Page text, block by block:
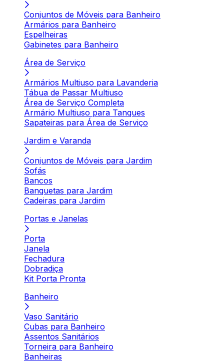
Conjuntos de Móveis para Banheiro
Armários para Banheiro
Espelheiras
Gabinetes para Banheiro
Área de Serviço
Armários Multiuso para Lavanderia
Tábua de Passar Multiuso
Área de Serviço Completa
Armário Multiuso para Tanques
Sapateiras para Área de Serviço
Jardim e Varanda
Conjuntos de Móveis para Jardim
Sofás
Bancos
Banquetas para Jardim
Cadeiras para Jardim
Portas e Janelas
Porta
Janela
Fechadura
Dobradiça
Kit Porta Pronta
Banheiro
Vaso Sanitário
Cubas para Banheiro
Assentos Sanitários
Torneira para Banheiro
Banheiras